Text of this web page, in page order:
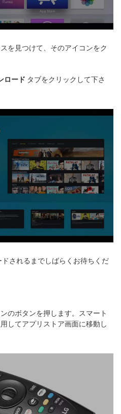
を見つけて、そのアイコンをク
ロード タブをクリックして下さ
されるまでしばらくお待ちくだ
のボタンを押します。スマート
してアプリストア画面に移動し